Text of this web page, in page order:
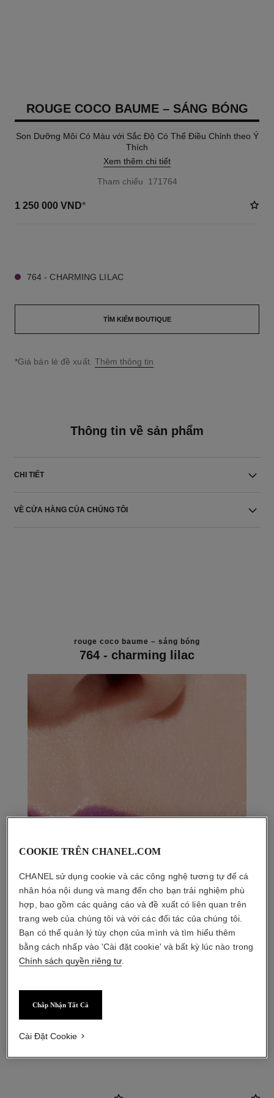
ROUGE COCO BAUME – SÁNG BÓNG
Son Dưỡng Môi Có Màu với Sắc Độ Có Thể Điều Chỉnh theo Ý
Thích
Xem thêm chi tiết
Tham chiếu 171764
1 250 000 VND*
764 - CHARMING LILAC
TÌM KIẾM BOUTIQUE
↩
*Giá bán lẻ đề xuất. Thêm thông tin
Thông tin về sản phẩm
CHI TIẾT
VỀ CỬA HÀNG CỦA CHÚNG TÔI
rouge coco baume – sáng bóng
764 - charming lilac
COOKIE TRÊN CHANEL.COM
CHANEL sử dụng cookie và các công nghệ tương tự để cá
nhân hóa nội dung và mang đến cho bạn trải nghiệm phù
hợp, bao gồm các quảng cáo và đề xuất có liên quan trên
trang web của chúng tôi và với các đối tác của chúng tôi.
Bạn có thể quản lý tùy chọn của mình và tìm hiểu thêm
bằng cách nhấp vào 'Cài đặt cookie' và bất kỳ lúc nào trong
Chính sách quyền riêng tư
Chấp Nhận Tất Cả
Cài Đặt Cookie